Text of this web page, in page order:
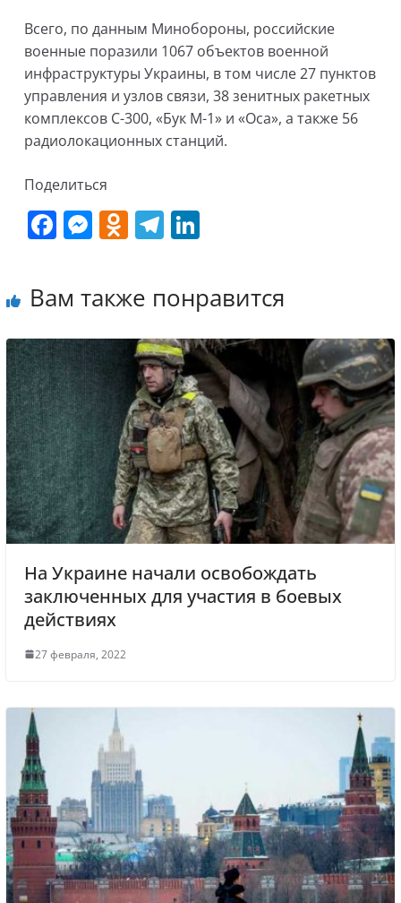
Всего, по данным Минобороны, российские
военные поразили 1067 объектов военной
инфраструктуры Украины, в том числе 27 пунктов
управления и узлов связи, 38 зенитных ракетных
комплексов С-300, «Бук М-1» и «Оса», а также 56
радиолокационных станций.
Поделиться
F
e
b
o
o
k
M
e
n
g
er
O
o
kl
a
ss
ni
ki
T
gr
a
m
Li
e
dI
n
Вам также понравится
На Украине начали освобождать
заключенных для участия в боевых
действиях
27 февраля, 2022